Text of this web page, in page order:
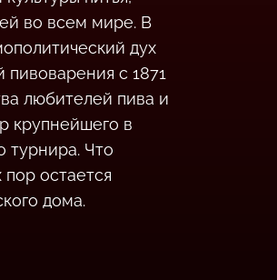
во всем мире. В
дух
пивоварения с 1871
любителей пива и
крупнейшего в
турнира. Что
остается
дома.